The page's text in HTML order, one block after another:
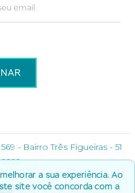
a sua experiência. Ao
site você concorda com a
- Bairro Três Figueiras - 51